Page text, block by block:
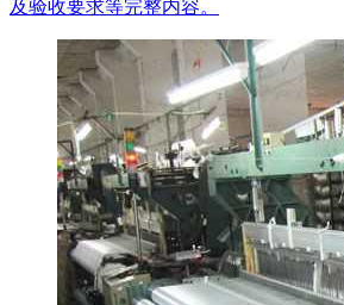
及验收要求等完整内容。